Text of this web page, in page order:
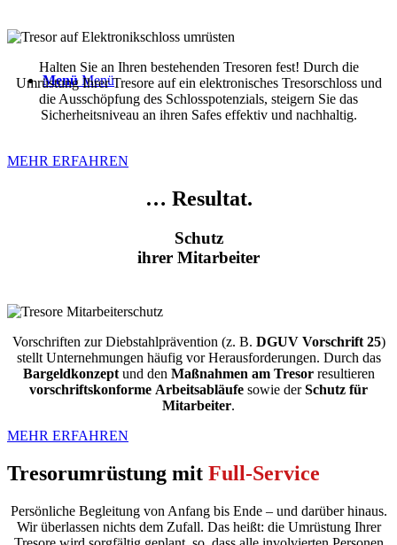
Menü Menü
Halten Sie an Ihren bestehenden Tresoren fest! Durch die
Umrüstung Ihrer Tresore auf ein elektronisches Tresorschloss und
die Ausschöpfung des Schlosspotenzials, steigern Sie das
Sicherheitsniveau an ihren Safes effektiv und nachhaltig.
MEHR ERFAHREN
… Resultat.
Schutz
ihrer Mitarbeiter
Vorschriften zur Diebstahlprävention (z. B. DGUV Vorschrift 25)
stellt Unternehmungen häufig vor Herausforderungen. Durch das
Bargeldkonzeptund den Maßnahmen am Tresorresultieren
vorschriftskonforme Arbeitsabläufe sowie derSchutz für
Mitarbeiter.
MEHR ERFAHREN
Tresorumrüstung mit Full-Service
Persönliche Begleitung von Anfang bis Ende – und darüber hinaus.
Wir überlassen nichts dem Zufall. Das heißt: die Umrüstung Ihrer